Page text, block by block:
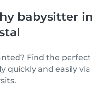
babysitter in
Find the perfect
quickly and easily via